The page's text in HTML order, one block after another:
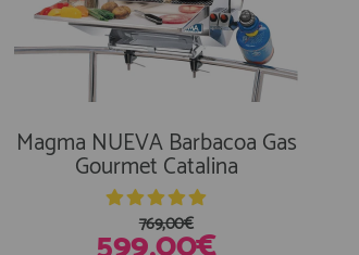
Magma NUEVA Barbacoa Gas
Gourmet Catalina
769,00€